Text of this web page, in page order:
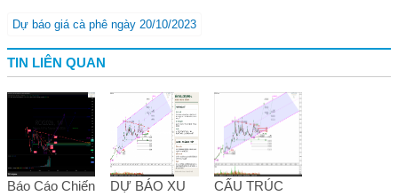
Dự báo giá cà phê ngày 20/10/2023
TIN LIÊN QUAN
Báo Cáo Chiến
DỰ BÁO XU
CẤU TRÚC